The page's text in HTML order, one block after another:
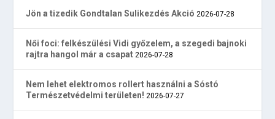
Jön a tizedik Gondtalan Sulikezdés Akció 2026-07-28
Női foci: felkészülési Vidi győzelem, a szegedi bajnoki
rajtra hangol már a csapat 2026-07-28
Nem lehet elektromos rollert használni a Sóstó
Természetvédelmi területen! 2026-07-27